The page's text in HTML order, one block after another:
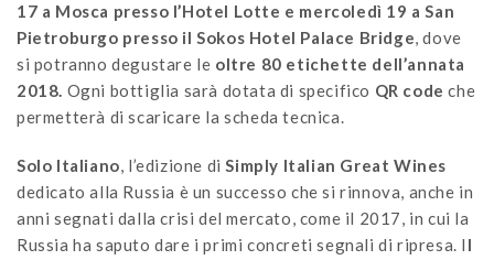
17 a Mosca presso l’Hotel Lotte e mercoledì 19 a San
Pietroburgo presso il Sokos Hotel Palace Bridge, dove
si potranno degustare le oltre 80 etichette dell’annata
2018. Ogni bottiglia sarà dotata di specifico QR code che
permetterà di scaricare la scheda tecnica.
Solo Italiano, l’edizione diSimply Italian Great Wines
dedicato alla Russia è un successo che si rinnova, anche in
anni segnati dalla crisi del mercato, come il 2017, in cui la
Russia ha saputo dare i primi concreti segnali di ripresa. I l